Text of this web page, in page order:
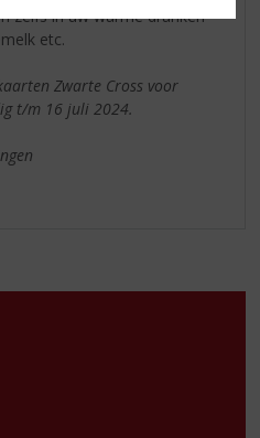
zelfs in uw warme dranken
etc.
Zwarte Cross voor
t/m 16 juli 2024.